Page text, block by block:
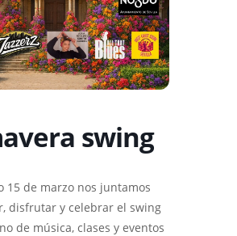
swing
15 de marzo nos juntamos
disfrutar y celebrar el swing
de música, clases y eventos